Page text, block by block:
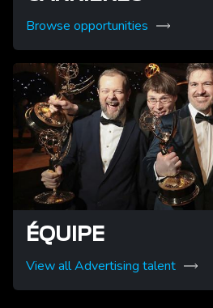
Browse opportunities
ÉQUIPE
View all Advertising talent